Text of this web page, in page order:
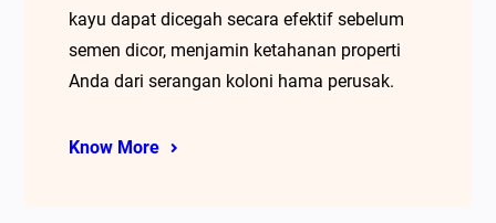
kayu dapat dicegah secara efektif sebelum
semen dicor, menjamin ketahanan properti
Anda dari serangan koloni hama perusak.
Know More